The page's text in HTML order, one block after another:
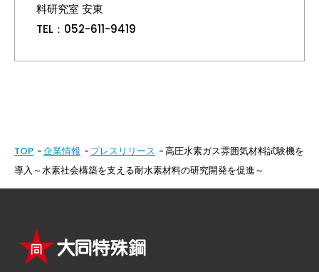
料研究室 安東
TEL：052-611-9419
TOP 企業情報 プレスリリース
高圧水素ガス雰囲気材料試験機を
導入～水素社会構築を支える耐水素材料の研究開発を促進～